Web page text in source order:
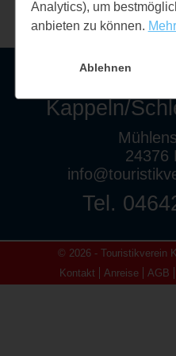
Kappeln/
24376
Tel.
© 2026 - Touristikverein
Kontakt
Anreise AGB
Analytics), um
anbieten zu können.
Ablehnen